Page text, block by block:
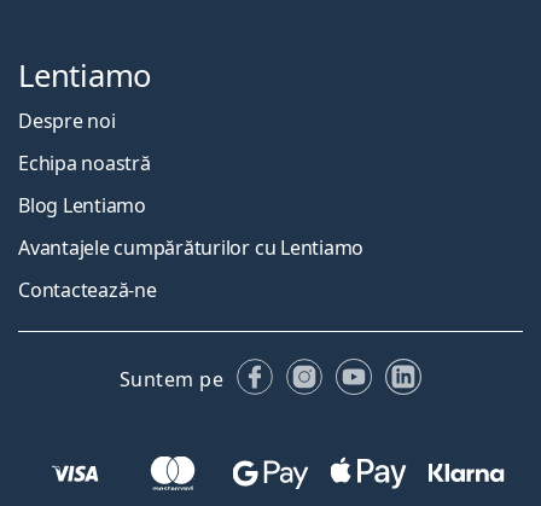
Lentiamo
Despre noi
Echipa noastră
Blog Lentiamo
Avantajele cumpărăturilor cu Lentiamo
Contactează-ne
Suntem pe FacebookInstagram
YouTubeLinkedIn